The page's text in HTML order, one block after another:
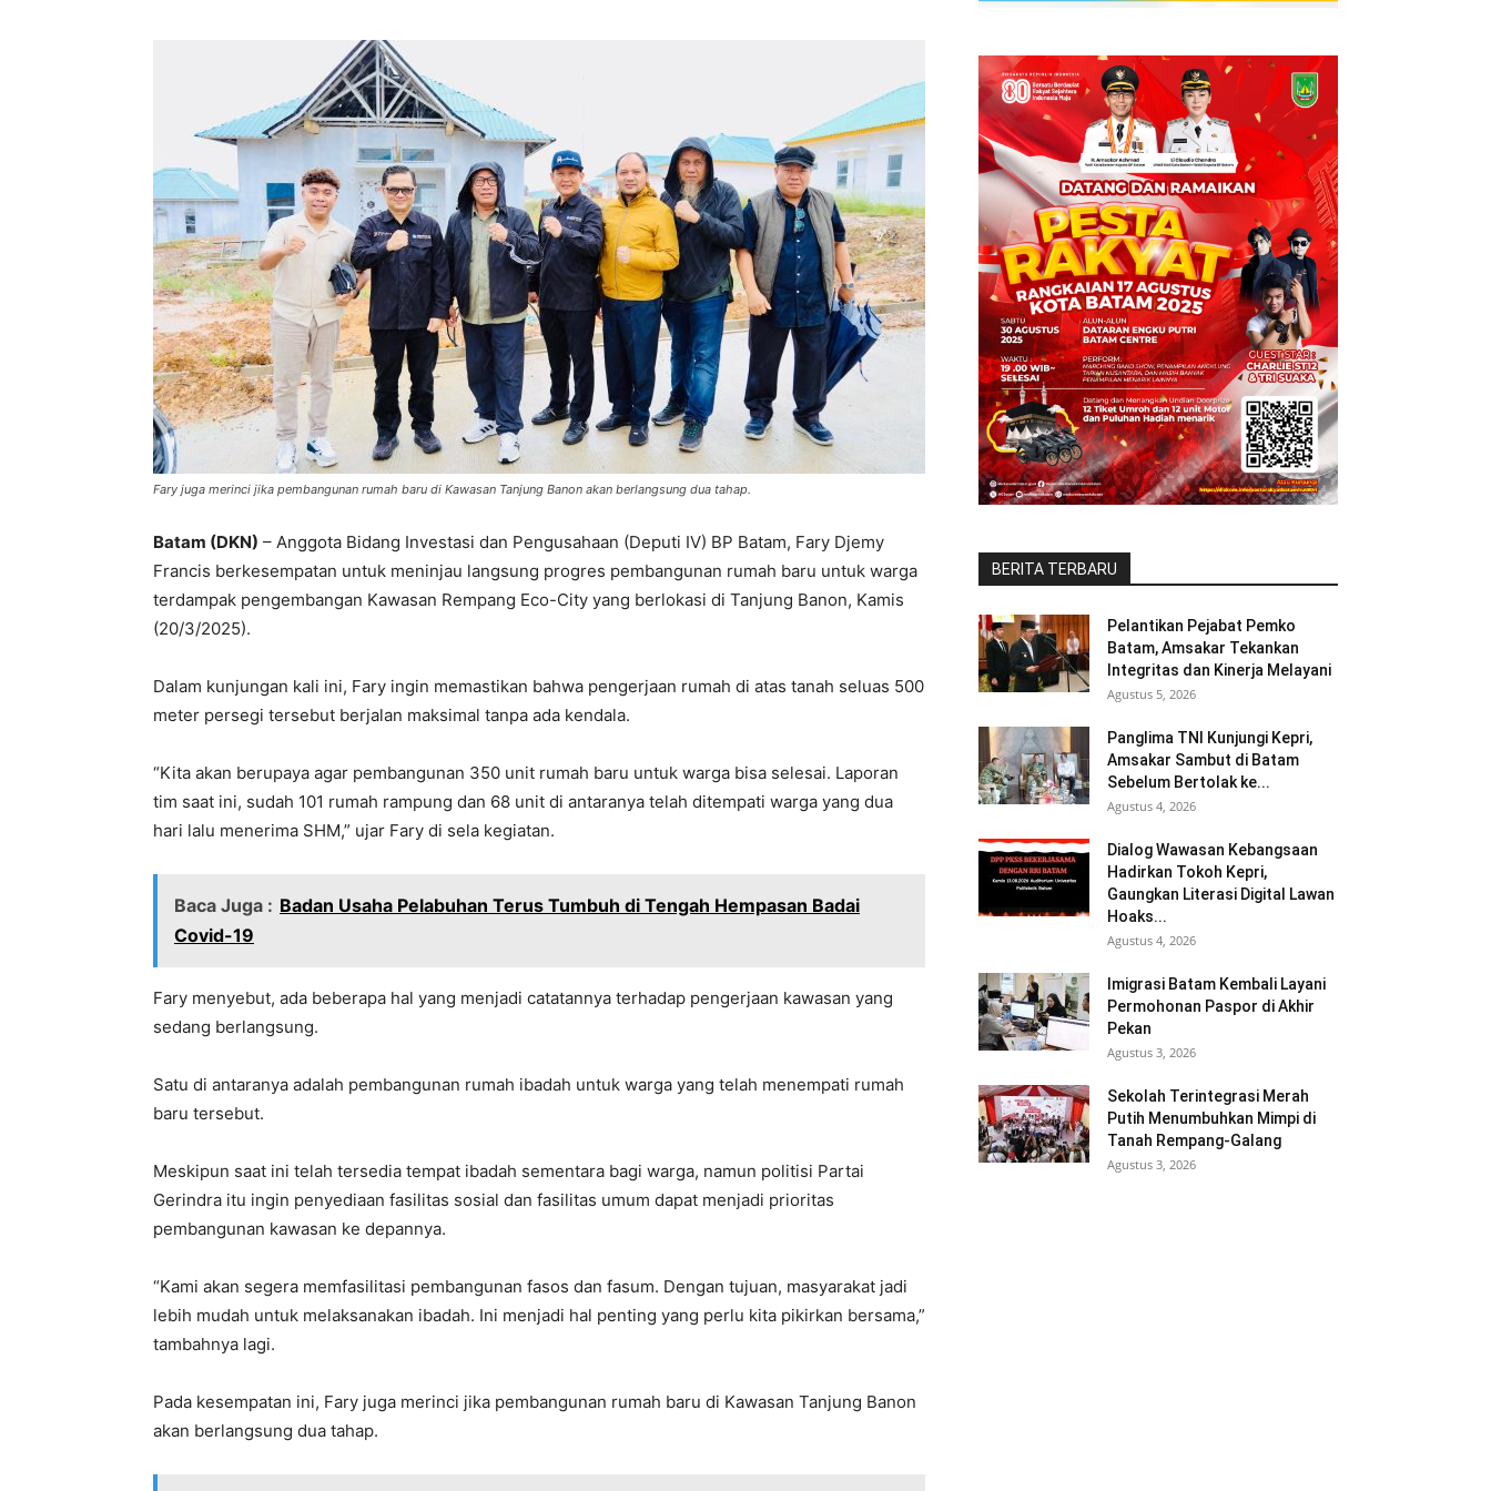
Fary juga merinci jika pembangunan rumah baru di Kawasan Tanjung Banon akan berlangsung dua tahap.
Batam (DKN) – Anggota Bidang Investasi dan Pengusahaan (Deputi IV) BP Batam, Fary Djemy
Francis berkesempatan untuk meninjau langsung progres pembangunan rumah baru untuk warga
terdampak pengembangan Kawasan Rempang Eco-City yang berlokasi di Tanjung Banon, Kamis
(20/3/2025).
Dalam kunjungan kali ini, Fary ingin memastikan bahwa pengerjaan rumah di atas tanah seluas 500
meter persegi tersebut berjalan maksimal tanpa ada kendala.
“Kita akan berupaya agar pembangunan 350 unit rumah baru untuk warga bisa selesai. Laporan
tim saat ini, sudah 101 rumah rampung dan 68 unit di antaranya telah ditempati warga yang dua
hari lalu menerima SHM,” ujar Fary di sela kegiatan.
Baca Juga : Badan Usaha Pelabuhan Terus Tumbuh di Tengah Hempasan Badai
Covid-19
Fary menyebut, ada beberapa hal yang menjadi catatannya terhadap pengerjaan kawasan yang
sedang berlangsung.
Satu di antaranya adalah pembangunan rumah ibadah untuk warga yang telah menempati rumah
baru tersebut.
Meskipun saat ini telah tersedia tempat ibadah sementara bagi warga, namun politisi Partai
Gerindra itu ingin penyediaan fasilitas sosial dan fasilitas umum dapat menjadi prioritas
pembangunan kawasan ke depannya.
“Kami akan segera memfasilitasi pembangunan fasos dan fasum. Dengan tujuan, masyarakat jadi
lebih mudah untuk melaksanakan ibadah. Ini menjadi hal penting yang perlu kita pikirkan bersama,”
tambahnya lagi.
Pada kesempatan ini, Fary juga merinci jika pembangunan rumah baru di Kawasan Tanjung Banon
akan berlangsung dua tahap.
BERITA TERBARU
Pelantikan Pejabat Pemko
Batam, Amsakar Tekankan
Integritas dan Kinerja Melayani
Agustus 5, 2026
Panglima TNI Kunjungi Kepri,
Amsakar Sambut di Batam
Sebelum Bertolak ke...
Agustus 4, 2026
Dialog Wawasan Kebangsaan
Hadirkan Tokoh Kepri,
Gaungkan Literasi Digital Lawan
Hoaks...
Agustus 4, 2026
Imigrasi Batam Kembali Layani
Permohonan Paspor di Akhir
Pekan
Agustus 3, 2026
Sekolah Terintegrasi Merah
Putih Menumbuhkan Mimpi di
Tanah Rempang-Galang
Agustus 3, 2026